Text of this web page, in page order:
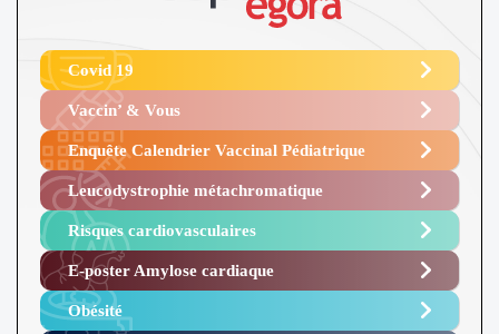
Covid 19
Vaccin’ & Vous
Enquête Calendrier Vaccinal Pédiatrique
Leucodystrophie métachromatique
Risques cardiovasculaires
E-poster Amylose cardiaque ​
Obésité ​